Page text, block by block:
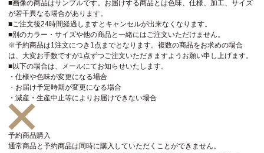
■画像の商品はサンプルです。お届けする商品とは色味、仕様、加工、サイズ
が若干異なる場合があります。
■ご注文後24時間経過しますとキャンセルが出来なくなります。
■別のカラー・サイズや他の商品と一緒にはご注文いただけません。
※予約商品は1注文につき1点までとなります。複数の商品をお求めの場合
は、大変お手数ですが1点ずつご注文いただきますようお願い申し上げます。
■以下の場合は、メールにてお知らせいたします。
・仕様や色味が変更になる場合
・お届け予定時期が変更になる場合
・減産・生産中止等によりお届けできない場合
予約商品購入
通常商品と予約商品は同時に購入していただくことができません。